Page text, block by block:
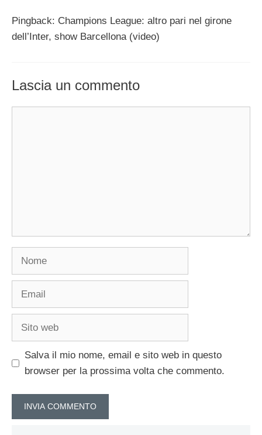
Pingback: Champions League: altro pari nel girone
dell’Inter, show Barcellona (video)
Lascia un commento
Nome
Email
Sito
Salva il mio nome, email e sito web in questo
browser per la prossima volta che commento.